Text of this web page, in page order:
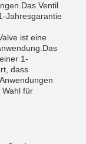
Ventil
Jahresgarantie
ist eine
1-
dass
für